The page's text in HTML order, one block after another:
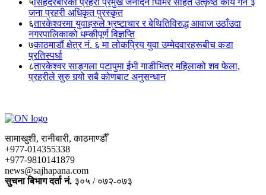
५सिंहदरबारका प्रहरी प्रमुख जनार्दन घिमिरे सहित उत्कृष्ठ कार्य गर्ने ३
जना प्रहरी अधिकृत पुरस्कृत
६तारकेश्वरमा युवाहरुले भ्रष्टाचार र बेथितिविरुद्ध आवाज उठाँउदा
नगरपालिकाको धम्कीपूर्ण विज्ञप्ति
७काठमाडौं क्षेत्र नं. ६ मा लोकप्रिय युवा उम्मेदवारहरूबीच कडा
प्रतिस्पर्धा
८तारकेश्वर साङ्गला पटापुमा ईभी गाडीभित्र महिलाको शव फेला,
प्रहरीले सुरु गर्‍यो सबै कोणबाट अनुसन्धान
सामाखुशी, रानीबारी, काठमाण्डौँ
+977-014355338
+977-9810141879
news@sajhapana.com
सुचना बिभाग दर्ता नं. ३०५ / ०७२-०७३